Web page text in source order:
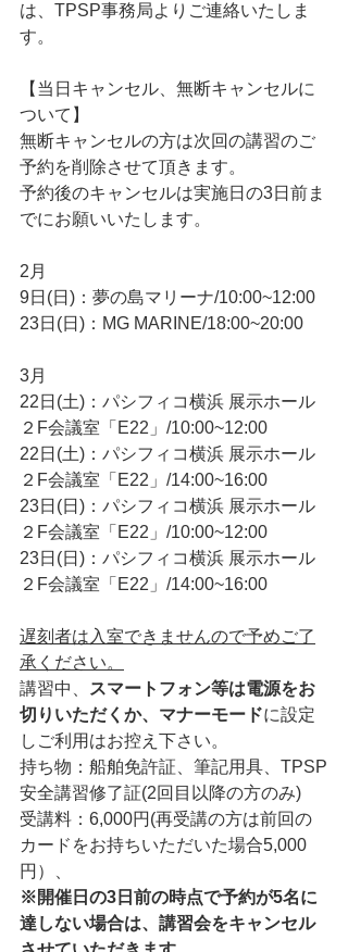
は、TPSP事務局よりご連絡いたしま
す。
【当日キャンセル、無断キャンセルに
ついて】
無断キャンセルの方は次回の講習のご
予約を削除させて頂きます。
予約後のキャンセルは実施日の3日前ま
でにお願いいたします。
2月
9日(日)：夢の島マリーナ/10:00~12:00
23日(日)：MG MARINE/18:00~20:00
3月
22日(土)：パシフィコ横浜 展示ホール
２F会議室「E22」/10:00~12:00
22日(土)：パシフィコ横浜 展示ホール
２F会議室「E22」/14:00~16:00
23日(日)：パシフィコ横浜 展示ホール
２F会議室「E22」/10:00~12:00
23日(日)：パシフィコ横浜 展示ホール
２F会議室「E22」/14:00~16:00
遅刻者は入室できませんので予めご了
承ください。
講習中、
スマートフォン等は電源をお
切りいただくか、マナーモードに設定
しご利用はお控え下さい。
持ち物：船舶免許証、筆記用具、TPSP
安全講習修了証(2回目以降の方のみ)
受講料：6,000円(再受講の方は前回の
カードをお持ちいただいた場合5,000
円）、
※開催日の3日前の時点で予約が5名に
達しない場合は、講習会をキャンセル